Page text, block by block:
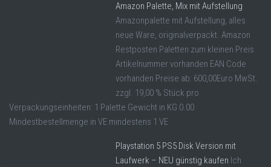
Amazon Palette, Mix mit Aufstellung
Amazonpalette mit Aufstellung, alles
neue Ware, originalverpackt. Amazon
Restposten Paletten zum kleinen Preis
Artikelnummer vorhanden EAN Code
vorhanden Preise ab: 600,00Euro MwSt.
zzgl. 19,00 % Stück pro
Verpackungseinheiten: 1 Palette Gewicht in KG 0.00
Mindestbestellmenge in VE mindestens 1 VE
Playstation 5 PS5 Disk Version mit
Laufwerk – NEU günstig kaufen Ich